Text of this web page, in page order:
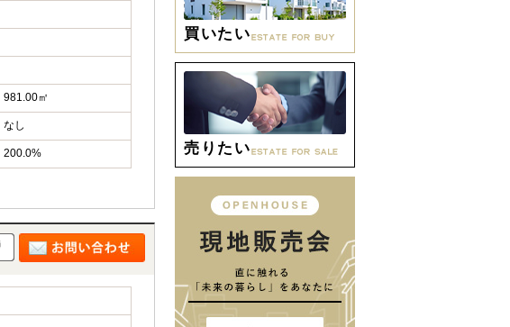
981.00㎡
なし
200.0%
買いたい
売りたい